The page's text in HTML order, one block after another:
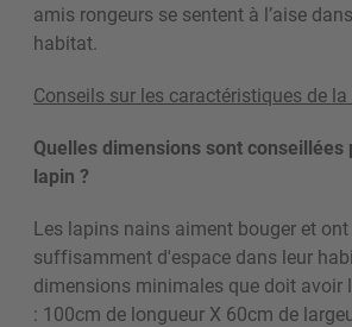
amis rongeurs se sentent à l’aise
habitat.
Conseils sur les caractéristiques de
Quelles dimensions sont conseillées
lapin ?
Les lapins nains aiment bouger et
suffisamment d'espace dans leur
dimensions minimales que doit avoir
: 100cm de longueur X 60cm de